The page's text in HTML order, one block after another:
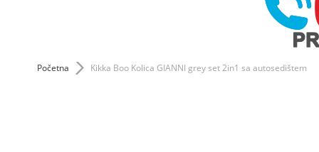
Početna Kikka Boo Kolica GIANNI grey set 2in1 sa autosedištem